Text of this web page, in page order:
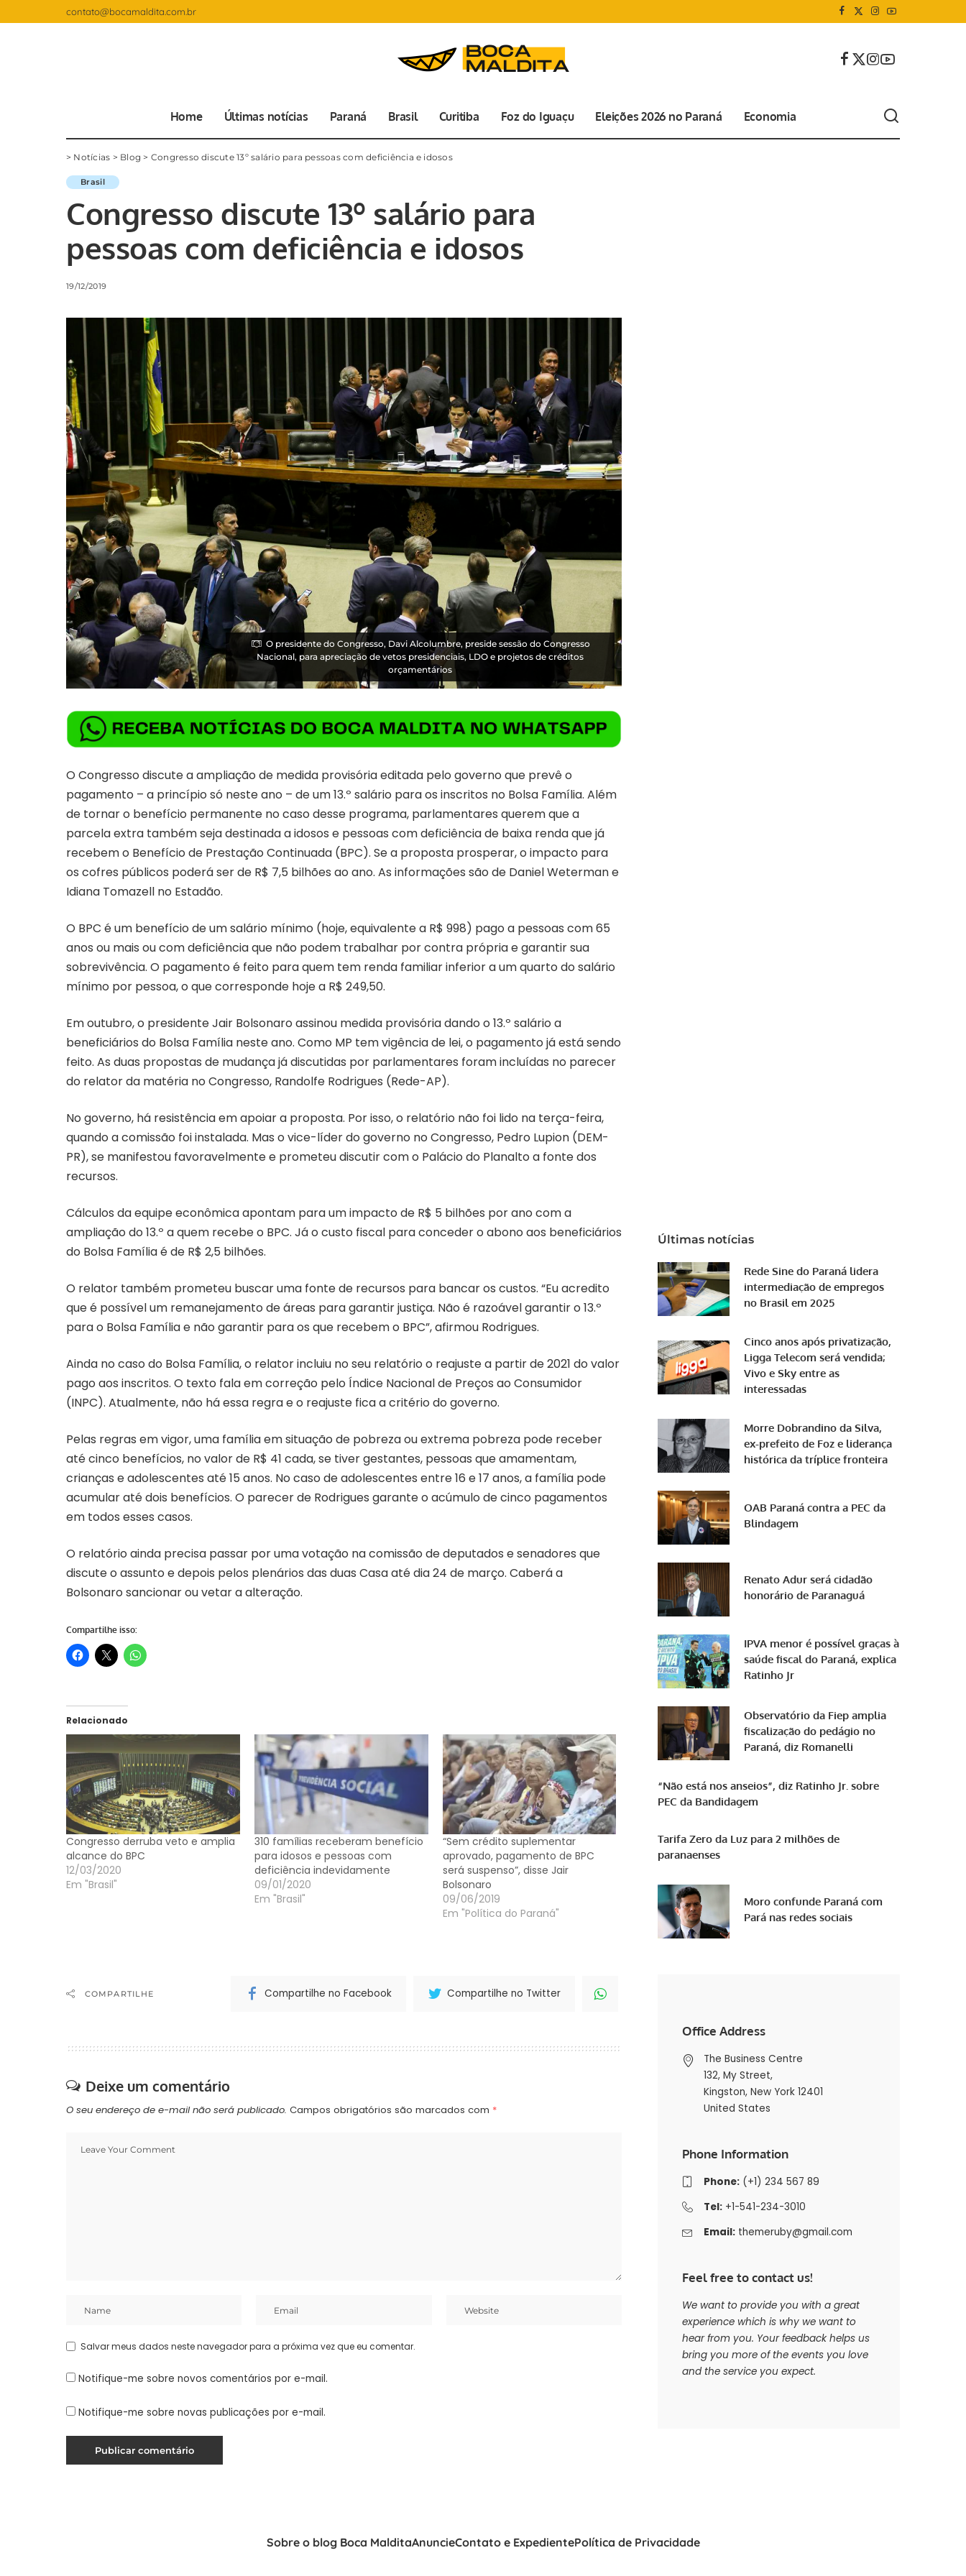
contato@bocamaldita.com.br
Home Últimas notícias Paraná Brasil Curitiba Foz do Iguaçu Eleições 2026 no Paraná Economia
> Notícias > Blog > Congresso discute 13º salário para pessoas com deficiência e idosos
Brasil
Congresso discute 13º salário para
pessoas com deficiência e idosos
19/12/2019
O presidente do Congresso, Davi Alcolumbre, preside sessão do Congresso
Nacional, para apreciação de vetos presidenciais, LDO e projetos de créditos
orçamentários
O Congresso discute a ampliação de medida provisória editada pelo governo que prevê o
pagamento – a princípio só neste ano – de um 13.º salário para os inscritos no Bolsa Família. Além
de tornar o benefício permanente no caso desse programa, parlamentares querem que a
parcela extra também seja destinada a idosos e pessoas com deficiência de baixa renda que já
recebem o Benefício de Prestação Continuada (BPC). Se a proposta prosperar, o impacto para
os cofres públicos poderá ser de R$ 7,5 bilhões ao ano. As informações são de Daniel Weterman e
Idiana Tomazell no Estadão.
O BPC é um benefício de um salário mínimo (hoje, equivalente a R$ 998) pago a pessoas com 65
anos ou mais ou com deficiência que não podem trabalhar por contra própria e garantir sua
sobrevivência. O pagamento é feito para quem tem renda familiar inferior a um quarto do salário
mínimo por pessoa, o que corresponde hoje a R$ 249,50.
Em outubro, o presidente Jair Bolsonaro assinou medida provisória dando o 13.º salário a
beneficiários do Bolsa Família neste ano. Como MP tem vigência de lei, o pagamento já está sendo
feito. As duas propostas de mudança já discutidas por parlamentares foram incluídas no parecer
do relator da matéria no Congresso, Randolfe Rodrigues (Rede-AP).
No governo, há resistência em apoiar a proposta. Por isso, o relatório não foi lido na terça-feira,
quando a comissão foi instalada. Mas o vice-líder do governo no Congresso, Pedro Lupion (DEM-
PR), se manifestou favoravelmente e prometeu discutir com o Palácio do Planalto a fonte dos
recursos.
Cálculos da equipe econômica apontam para um impacto de R$ 5 bilhões por ano com a
ampliação do 13.º a quem recebe o BPC. Já o custo fiscal para conceder o abono aos beneficiários
do Bolsa Família é de R$ 2,5 bilhões.
O relator também prometeu buscar uma fonte de recursos para bancar os custos. “Eu acredito
que é possível um remanejamento de áreas para garantir justiça. Não é razoável garantir o 13.º
para o Bolsa Família e não garantir para os que recebem o BPC”, afirmou Rodrigues.
Ainda no caso do Bolsa Família, o relator incluiu no seu relatório o reajuste a partir de 2021 do valor
pago aos inscritos. O texto fala em correção pelo Índice Nacional de Preços ao Consumidor
(INPC). Atualmente, não há essa regra e o reajuste fica a critério do governo.
Pelas regras em vigor, uma família em situação de pobreza ou extrema pobreza pode receber
até cinco benefícios, no valor de R$ 41 cada, se tiver gestantes, pessoas que amamentam,
crianças e adolescentes até 15 anos. No caso de adolescentes entre 16 e 17 anos, a família pode
acumular até dois benefícios. O parecer de Rodrigues garante o acúmulo de cinco pagamentos
em todos esses casos.
O relatório ainda precisa passar por uma votação na comissão de deputados e senadores que
discute o assunto e depois pelos plenários das duas Casa até dia 24 de março. Caberá a
Bolsonaro sancionar ou vetar a alteração.
Compartilhe isso:
Relacionado
Congresso derruba veto e amplia
alcance do BPC
12/03/2020
Em "Brasil"
310 famílias receberam benefício
para idosos e pessoas com
deficiência indevidamente
09/01/2020
Em "Brasil"
“Sem crédito suplementar
aprovado, pagamento de BPC
será suspenso”, disse Jair
Bolsonaro
09/06/2019
Em "Política do Paraná"
COMPARTILHE Compartilhe no Facebook Compartilhe no Twitter
Deixe um comentário
O seu endereço de e-mail não será publicado. Campos obrigatórios são marcados com *
Salvar meus dados neste navegador para a próxima vez que eu comentar.
Notifique-me sobre novos comentários por e-mail.
Notifique-me sobre novas publicações por e-mail.
Últimas notícias
Rede Sine do Paraná lidera
intermediação de empregos
no Brasil em 2025
Cinco anos após privatização,
Ligga Telecom será vendida;
Vivo e Sky entre as
interessadas
Morre Dobrandino da Silva,
ex-prefeito de Foz e liderança
histórica da tríplice fronteira
OAB Paraná contra a PEC da
Blindagem
Renato Adur será cidadão
honorário de Paranaguá
IPVA menor é possível graças à
saúde fiscal do Paraná, explica
Ratinho Jr
Observatório da Fiep amplia
fiscalização do pedágio no
Paraná, diz Romanelli
“Não está nos anseios”, diz Ratinho Jr. sobre
PEC da Bandidagem
Tarifa Zero da Luz para 2 milhões de
paranaenses
Moro confunde Paraná com
Pará nas redes sociais
Office Address
The Business Centre
132, My Street,
Kingston, New York 12401
United States
Phone Information
Phone:(+1) 234 567 89
Tel:+1-541-234-3010
Email: themeruby@gmail.com
Feel free to contact us!
We want to provide you with a great
experience which is why we want to
hear from you. Your feedback helps us
bring you more of the events you love
and the service you expect.
Sobre o blog Boca MalditaAnuncieContato e ExpedientePolítica de Privacidade